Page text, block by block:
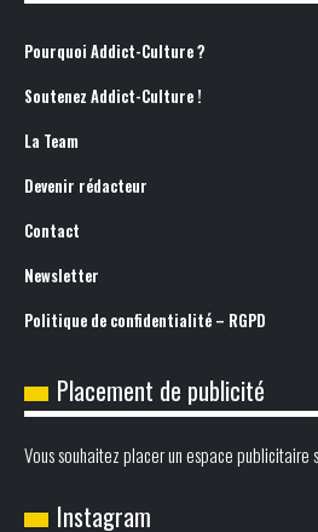
Pourquoi Addict-Culture ?
Soutenez Addict-Culture !
La Team
Devenir rédacteur
Contact
Newsletter
Politique de confidentialité – RGPD
Placement de publicité
Vous souhaitez placer un espace publicitaire
Instagram